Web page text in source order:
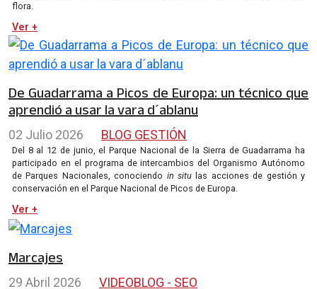
flora.
Ver +
De Guadarrama a Picos de Europa: un técnico que
aprendió a usar la vara d´ablanu
02 Julio 2026 BLOG GESTIÓN
Del 8 al 12 de junio, el Parque Nacional de la Sierra de Guadarrama ha
participado en el programa de intercambios del Organismo Autónomo
de Parques Nacionales, conociendo in situ las acciones de gestión y
conservación en el Parque Nacional de Picos de Europa.
Ver +
Marcajes
29 Abril 2026 VIDEOBLOG - SEO